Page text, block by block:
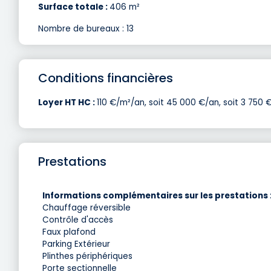
Surface totale : 406 m²
Nombre de bureaux : 13
Conditions financières
Loyer HT HC :110 €/m²/an, soit 45 000 €/an, soit 3 750
Prestations
Informations complémentaires sur les prestations
Chauffage réversible
Contrôle d'accès
Faux plafond
Parking Extérieur
Plinthes périphériques
Porte sectionnelle